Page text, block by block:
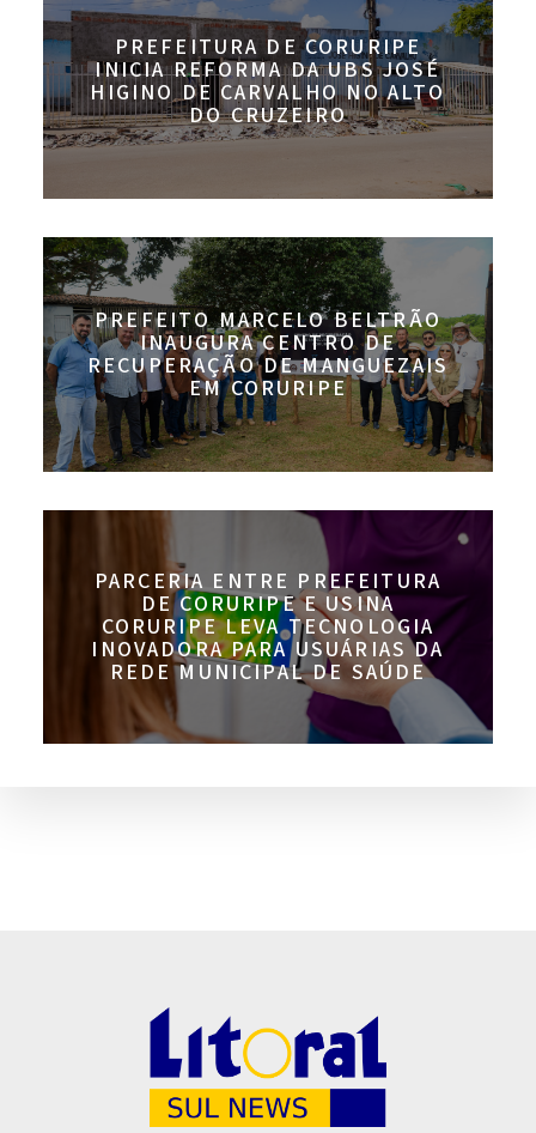
PREFEITURA DE CORURIPE
INICIA REFORMA DA UBS JOSÉ
HIGINO DE CARVALHO NO ALTO
DO CRUZEIRO
PREFEITO MARCELO BELTRÃO
INAUGURA CENTRO DE
RECUPERAÇÃO DE MANGUEZAIS
EM CORURIPE
PARCERIA ENTRE PREFEITURA
DE CORURIPE E USINA
CORURIPE LEVA TECNOLOGIA
INOVADORA PARA USUÁRIAS DA
REDE MUNICIPAL DE SAÚDE